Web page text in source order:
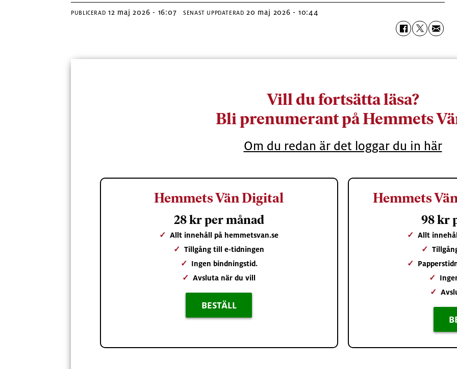
PUBLICERAD 12 maj 2026 - 16:07 SENAST UPPDATERAD 20 maj 2026 - 10:44
Vill du fortsätta läsa?
Bli prenumerant på Hemmets
Om du redan är det loggar du in här
Hemmets Vän Digital
28 kr per månad
✓ Allt innehåll på hemmetsvan.se
✓ Tillgång till e-tidningen
✓ Ingen bindningstid.
✓ Avsluta när du vill
BESTÄLL
Hemmets
98 kr
✓ Allt
✓
✓
✓
✓